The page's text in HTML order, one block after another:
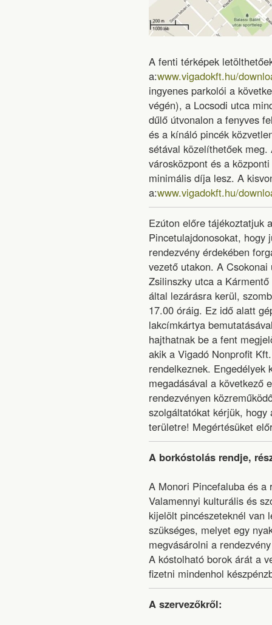
A fenti térképek
a:www.vigadokft.hu/
ingyenes parkolói a
végén), a Locsodi utca
dűlő útvonalon a fenyves
és a kínáló pincék
sétával közelíthetőek
városközpont és a
minimális díja lesz. A
a:www.vigadokft.hu/
Ezúton előre tájékoztatjuk
Pincetulajdonosokat, hogy
rendezvény érdekében
vezető utakon. A
Zsilinszky utca a
által lezárásra kerül,
17.00 óráig. Ez idő alatt
lakcímkártya
hajthatnak be a fent
akik a Vigadó Nonprofit
rendelkeznek. Engedélyek
megadásával a következő
rendezvényen
szolgáltatókat kérjük,
területre! Megértésüket
A borkóstolás rendje,
A Monori Pincefaluba és a
Valamennyi kulturális és
kijelölt pincészeteknél van
szükséges, melyet egy
megvásárolni a
A kóstolható borok árát a
fizetni mindenhol
A szervezőkről: